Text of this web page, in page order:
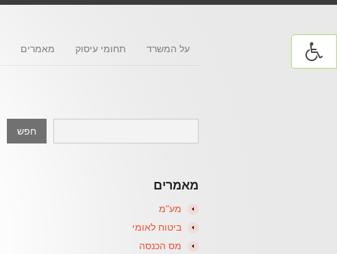
על המשרד תחומי עיסוק מאמרים
מאמרים
מע"מ
ביטוח לאומי
מס הכנסה